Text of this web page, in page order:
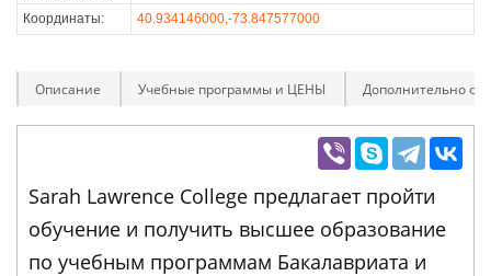
Координаты: 40.934146000,-73.847577000
Описание Учебные программы и ЦЕНЫ Дополнительно
Sarah Lawrence College предлагает пройти
обучение и получить высшее образование
по учебным программам Бакалавриата и